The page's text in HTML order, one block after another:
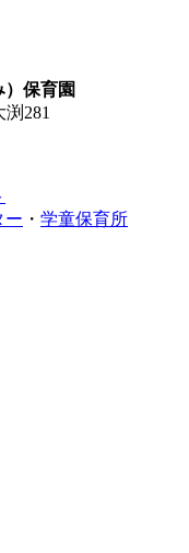
保育園
281
ー ・ 学童保育所